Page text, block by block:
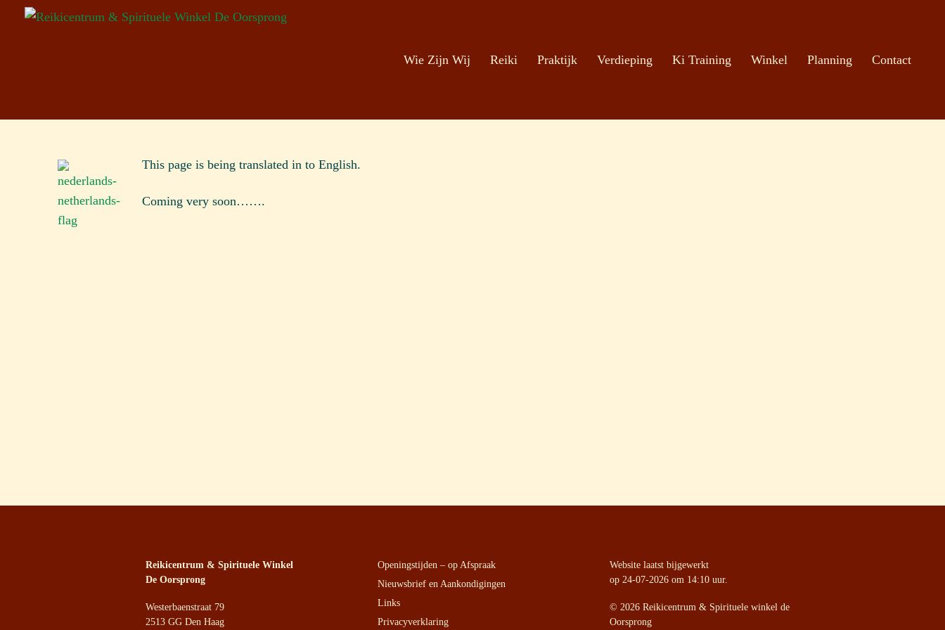
Ga naar de inhoud
Wie Zijn Wij Reiki Praktijk Verdieping Ki Training Winkel Planning Contact
This page is being translated in to English.
Coming very soon…….
Reikicentrum & Spirituele Winkel
De Oorsprong
Westerbaenstraat 79
2513 GG Den Haag
Openingstijden – op Afspraak
Nieuwsbrief en Aankondigingen
Links
Privacyverklaring
Website laatst bijgewerkt
op 24-07-2026 om 14:10 uur.
© 2026 Reikicentrum & Spirituele winkel de
Oorsprong